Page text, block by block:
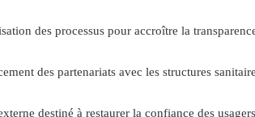
des processus pour accroître la
des partenariats avec les structures
destiné à restaurer la confiance des